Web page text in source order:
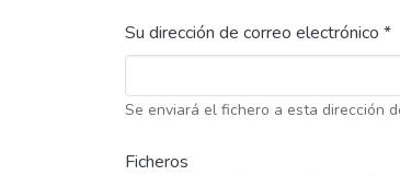
Su dirección de correo electrónico *
Se enviará el fichero a esta dirección
Ficheros